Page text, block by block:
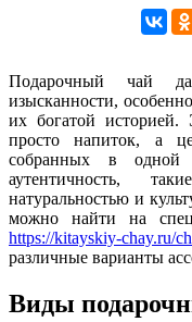
Подарочный чай
изысканности,
их богатой
просто напиток, а
собранных в
аутентичность,
натуральностью и
можно найти на
https://kitayskiy-chay.ru/
различные варианты
Виды